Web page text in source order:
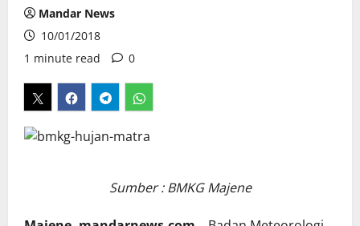
Mandar News
10/01/2018
1 minute read
0
Sumber : BMKG Majene